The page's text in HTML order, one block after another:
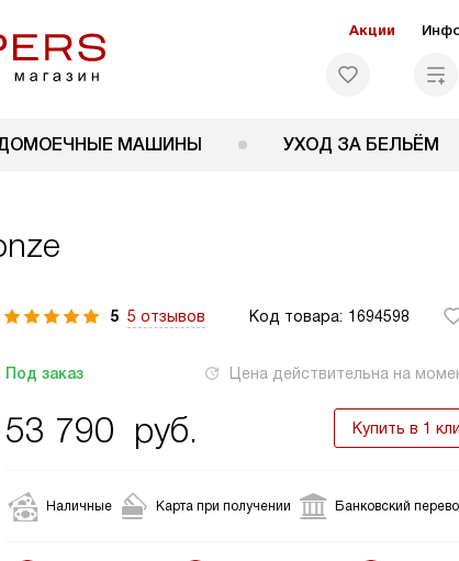
Акции
МАШИНЫ УХОД ЗА БЕЛЬЁМ
5 5 отзывов Код товара: 1694598
Под заказ Цена действительна на
53 790 руб. Купить в 1
Наличные Карта при получении Банковский